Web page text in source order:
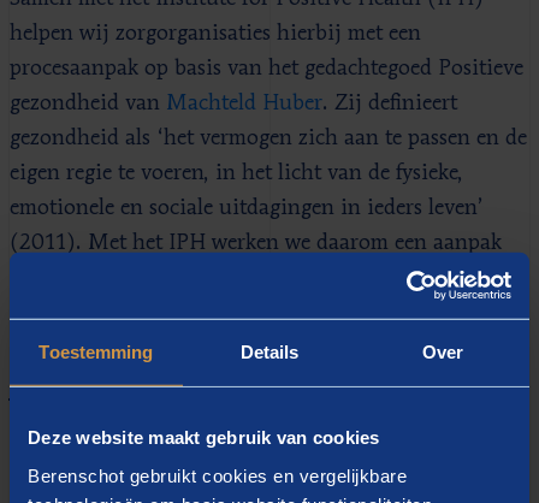
Toestemming Details Over
Deze website maakt gebruik van cookies
Berenschot gebruikt cookies en vergelijkbare
helpen wij zorgorganisaties hierbij met een
procesaanpak op basis van het gedachtegoed Positieve
gezondheid van Machteld Huber. Zij definieert
gezondheid als ‘het vermogen zich aan te passen en de
eigen regie te voeren, in het licht van de fysieke,
emotionele en sociale uitdagingen in ieders leven’
(2011). Met het IPH werken we daarom een aanpak
uit die binnen de context van zorgorganisaties te
gebruiken is.
Breed én persoonlijk
Het betreft een brede en tegelijkertijd persoonlijke
Medewerkers krijgen zicht op hun sterke punten en de